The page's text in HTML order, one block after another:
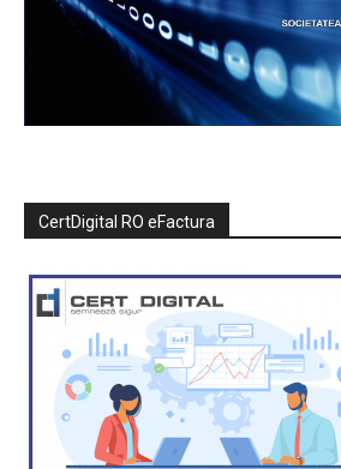
CertDigital RO eFactura